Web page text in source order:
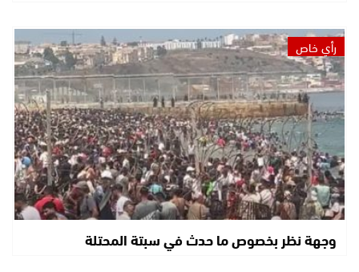
رأي خاص
وجهة نظر بخصوص ما حدث في سبتة المحتلة